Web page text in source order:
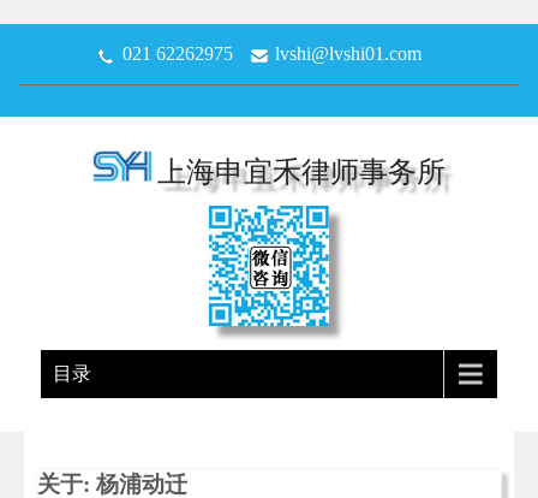
021 62262975 lvshi@lvshi01.com
上海申宜禾律师事务所
目录
关于: 杨浦动迁